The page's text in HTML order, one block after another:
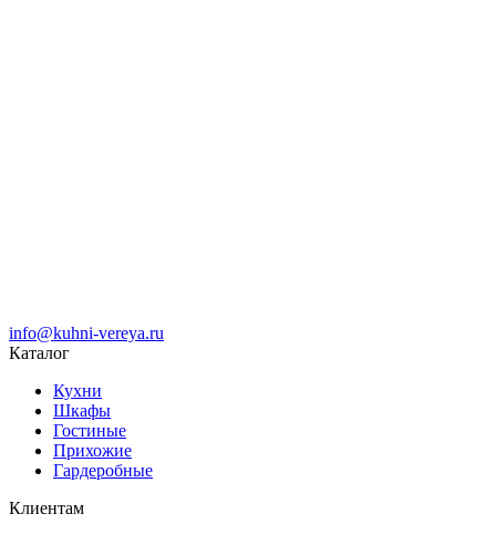
info@kuhni-vereya.ru
Каталог
Кухни
Шкафы
Гостиные
Прихожие
Гардеробные
Клиентам